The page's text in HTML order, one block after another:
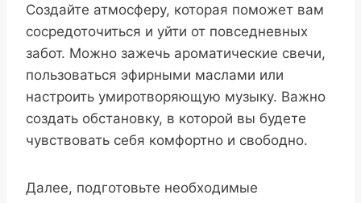
Создайте атмосферу, которая поможет вам
сосредоточиться и уйти от повседневных
забот. Можно зажечь ароматические свечи,
пользоваться эфирными маслами или
настроить умиротворяющую музыку. Важно
создать обстановку, в которой вы будете
чувствовать себя комфортно и свободно.
Далее, подготовьте необходимые